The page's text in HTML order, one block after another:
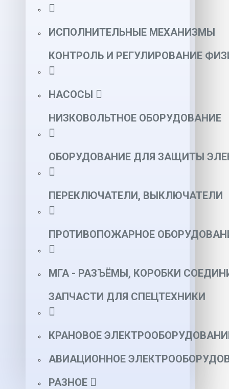
ИСПОЛНИТЕЛЬНЫЕ МЕХАНИЗМЫ
КОНТРОЛЬ И РЕГУЛИРОВАНИЕ
НАСОСЫ
НИЗКОВОЛЬТНОЕ ОБОРУДОВАНИЕ
ОБОРУДОВАНИЕ ДЛЯ ЗАЩИТЫ
ПЕРЕКЛЮЧАТЕЛИ, ВЫКЛЮЧАТЕЛИ
ПРОТИВОПОЖАРНОЕ
МГА - РАЗЪЁМЫ, КОРОБКИ
ЗАПЧАСТИ ДЛЯ СПЕЦТЕХНИКИ
КРАНОВОЕ
АВИАЦИОННОЕ
РАЗНОЕ